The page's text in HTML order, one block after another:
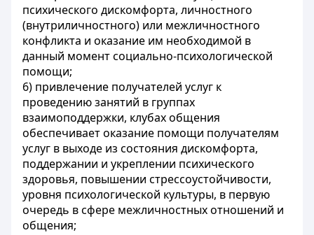
психического дискомфорта, личностного
(внутриличностного) или межличностного
конфликта и оказание им необходимой в
данный момент социально-психологической
помощи;
6) привлечение получателей услуг к
проведению занятий в группах
взаимоподдержки, клубах общения
обеспечивает оказание помощи получателям
услуг в выходе из состояния дискомфорта,
поддержании и укреплении психического
здоровья, повышении стрессоустойчивости,
уровня психологической культуры, в первую
очередь в сфере межличностных отношений и
общения;